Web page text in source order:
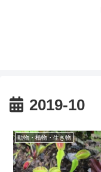
2019-10
動物・植物・生き物